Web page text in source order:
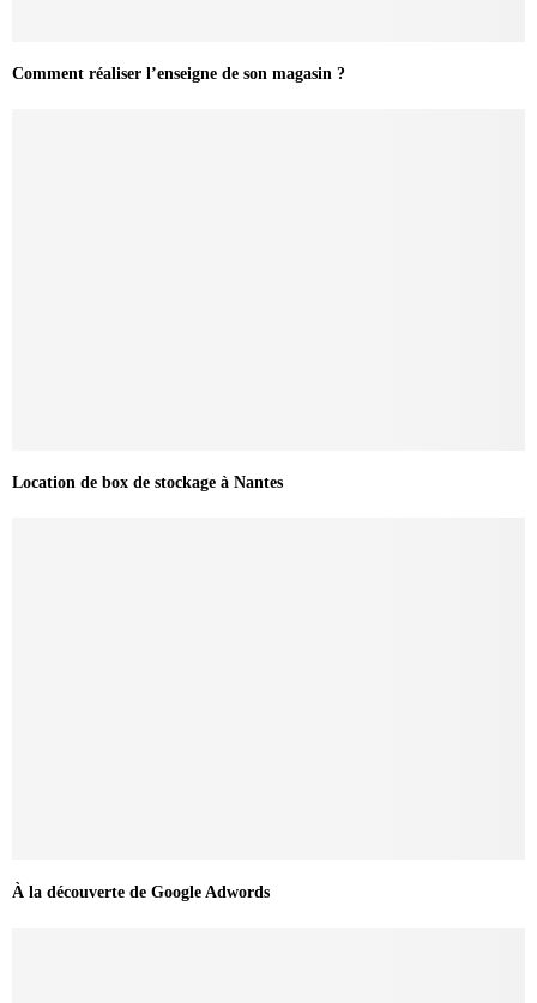
Comment réaliser l’enseigne de son magasin ?
Location de box de stockage à Nantes
À la découverte de Google Adwords